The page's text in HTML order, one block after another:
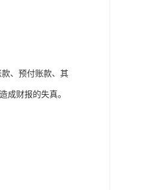
、预付账款、其
成财报的失真。